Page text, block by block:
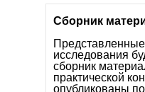
доктор наук
международной
Университет
С
Сборник
исследования
сборник
практической
опубликованы